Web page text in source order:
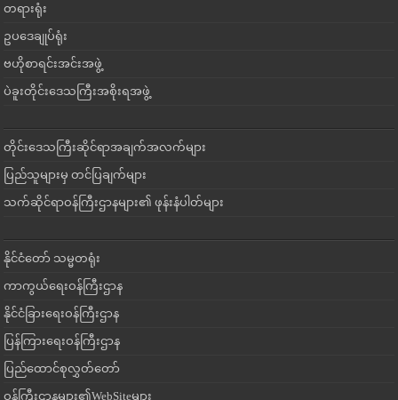
တရားရုံး
ဥပဒေချုပ်ရုံး
ဗဟိုစာရင်းအင်းအဖွဲ့
ပဲခူးတိုင်းဒေသကြီးအစိုးရအဖွဲ့
တိုင်းဒေသကြီးဆိုင်ရာအချက်အလက်များ
ပြည်သူများမှ တင်ပြချက်များ
သက်ဆိုင်ရာဝန်ကြီးဌာနများ၏ ဖုန်းနံပါတ်များ
နိုင်ငံတော် သမ္မတရုံး
ကာကွယ်ရေးဝန်ကြီးဌာန
နိုင်ငံခြားရေးဝန်ကြီးဌာန
ပြန်ကြားရေးဝန်ကြီးဌာန
ပြည်ထောင်စုလွှတ်တော်
ဝန်ကြီးဌာနများ၏WebSiteများ